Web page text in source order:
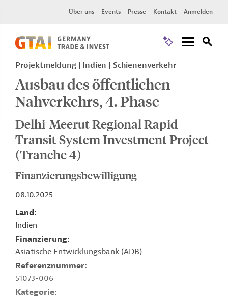
Über uns Events Presse Kontakt Anmelden
Projektmeldung Indien Schienenverkehr
Ausbau des öffentlichen
Nahverkehrs, 4. Phase
Delhi-Meerut Regional Rapid
Transit System Investment Project
(Tranche 4)
Finanzierungsbewilligung
08.10.2025
Land
Indien
Finanzierung
Asiatische Entwicklungsbank (ADB)
Referenznummer
51073-006
Kategorie